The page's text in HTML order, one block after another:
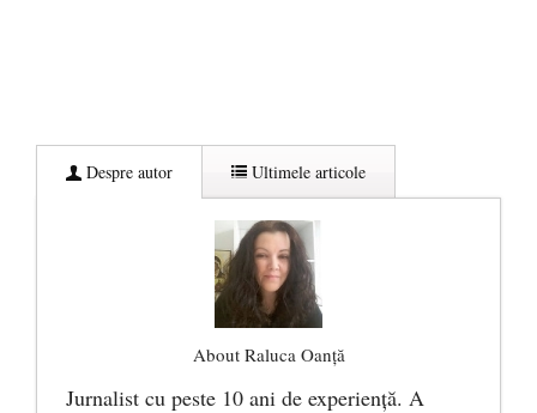
Despre autor Ultimele articole
About Raluca Oanță
Jurnalist cu peste 10 ani de experiență. A